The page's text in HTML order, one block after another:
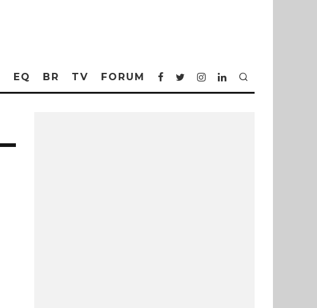
EQ BR TV FORUM